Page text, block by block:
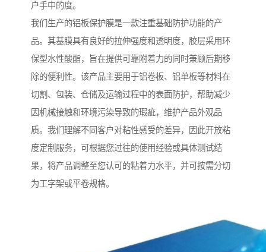
户手中的度。
我们生产的铝板保护膜是一款注重基础防护功能的产
品。其基膜具有良好的拉伸强度和透明度，胶层采用环
保型水性酸酯，旨在提供可靠附着力的同时兼顾后期移
除的便利性。该产品主要用于铝卷板、铝单板等材料在
切割、包装、仓储及运输过程中的表面防护，帮助减少
因机械接触和环境污染导致的瑕疵，维护产品外观品
质。我们理解不同客户对粘性感受的差异，因此开放粘
度定制服务，可根据您过往的使用经验或具体测试结
果，将产品调整至您认可的粘着力水平，并可按需分切
为工字架或平卷规格。